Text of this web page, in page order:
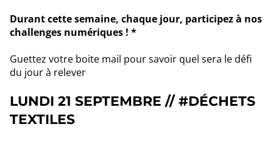
Durant cette semaine, chaque jour, participez à nos
challenges numériques ! *
Guettez votre boite mail pour savoir quel sera le défi
du jour à relever
LUNDI 21 SEPTEMBRE // #DÉCHETS
TEXTILES